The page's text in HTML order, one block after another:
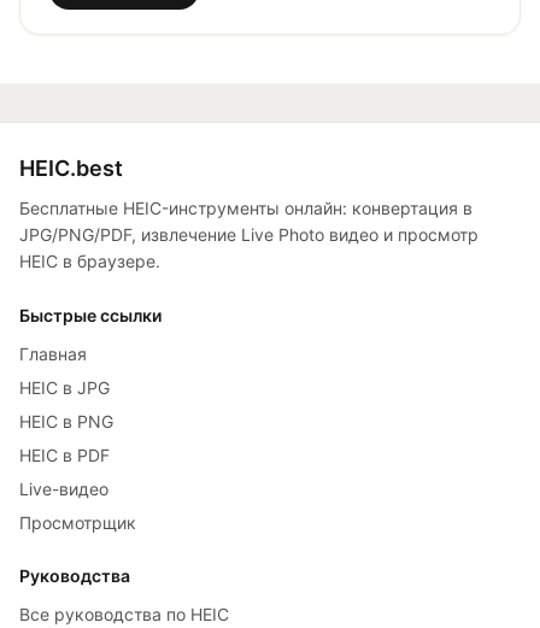
HEIC.best
Бесплатные HEIC-инструменты онлайн: конвертация в
JPG/PNG/PDF, извлечение Live Photo видео и просмотр
HEIC в браузере.
Быстрые ссылки
Главная
HEIC в JPG
HEIC в PNG
HEIC в PDF
Live-видео
Просмотрщик
Руководства
Все руководства по HEIC